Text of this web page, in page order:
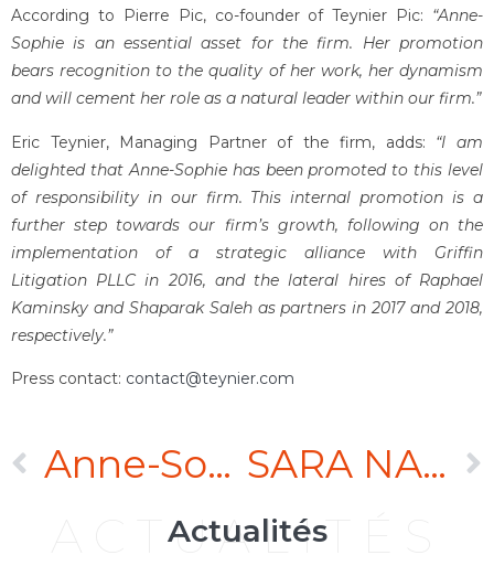
According to Pierre Pic, co-founder of Teynier Pic: “Anne-
Sophie is an essential asset for the firm. Her promotion
bears recognition to the quality of her work, her dynamism
and will cement her role as a natural leader within our firm.”
Eric Teynier, Managing Partner of the firm, adds: “I am
delighted that Anne-Sophie has been promoted to this level
of responsibility in our firm. This internal promotion is a
further step towards our firm’s growth, following on the
implementation of a strategic alliance with Griffin
Litigation PLLC in 2016, and the lateral hires of Raphael
Kaminsky and Shaparak Saleh as partners in 2017 and 2018,
respectively.”
Press contact: contact@teynier.com
Anne-Sophie Tonin promue Counsel au sein du Cabinet Teynier Pic au 1er janvier 2019 SARA NADEAU-SEGUIN joins TEYNIER PIC as Counsel
ACTUALITÉS
Actualités